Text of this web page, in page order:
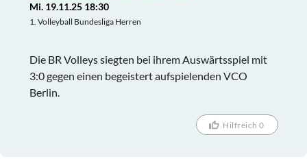
Mi. 19.11.25 18:30
1. Volleyball Bundesliga Herren
Die BR Volleys siegten bei ihrem Auswärtsspiel mit
3:0 gegen einen begeistert aufspielenden VCO
Berlin.
Hilfreich 0